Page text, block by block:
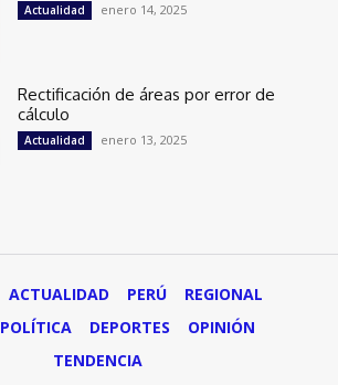
Actualidad enero 14, 2025
Rectificación de áreas por error de
cálculo
Actualidad enero 13, 2025
ACTUALIDAD PERÚ
REGIONAL
POLÍTICA DEPORTES
OPINIÓN
TENDENCIA